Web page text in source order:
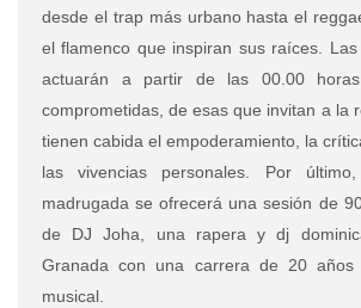
desde el trap más urbano hasta el
el flamenco que inspiran sus raíces.
actuarán a partir de las 00.00
comprometidas, de esas que invitan a la
tienen cabida el empoderamiento, la
las vivencias personales. Por
madrugada se ofrecerá una sesión de
de DJ Joha, una rapera y dj
Granada con una carrera de 20 años
musical.